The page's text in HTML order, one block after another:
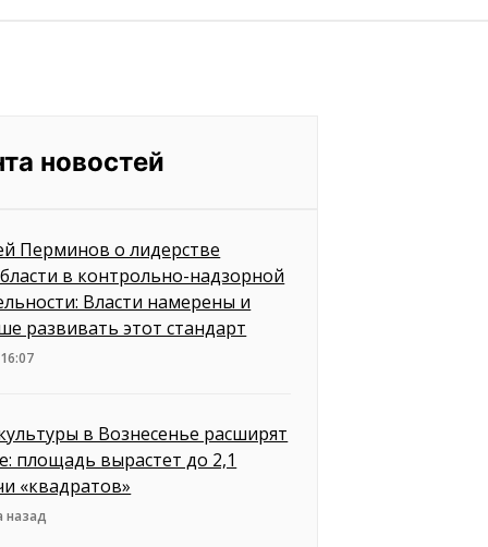
новостей
Перминов о лидерстве
в контрольно-надзорной
Власти намерены и
развивать этот стандарт
в Вознесенье расширят
площадь вырастет до 2,1
«квадратов»
назад